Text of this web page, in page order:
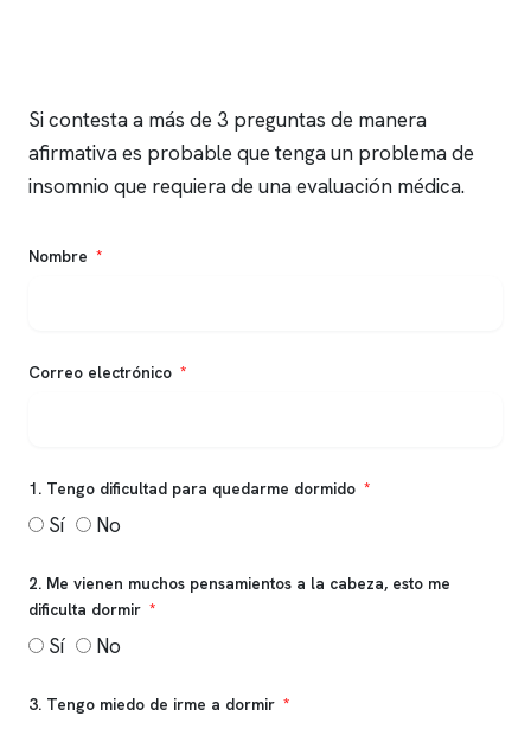
Si contesta a más de 3 preguntas de manera
afirmativa es probable que tenga un problema de
insomnio que requiera de una evaluación médica.
Nombre
Correo electrónico
1. Tengo dificultad para quedarme dormido
Sí No
2. Me vienen muchos pensamientos a la cabeza, esto me
dificulta dormir
Sí No
3. Tengo miedo de irme a dormir